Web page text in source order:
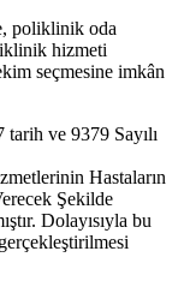
poliklinik oda
hizmeti
seçmesine imkân
tarih ve 9379 Sayılı
Hastaların
Şekilde
Dolayısıyla bu